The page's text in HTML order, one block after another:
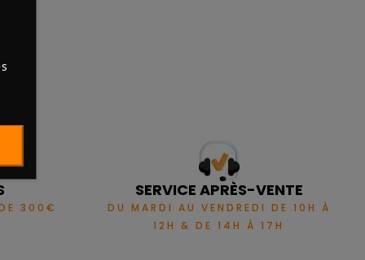
300€
SERVICE APRÈS-VENTE
DU MARDI AU VENDREDI DE 10H À
12H & DE 14H À 17H